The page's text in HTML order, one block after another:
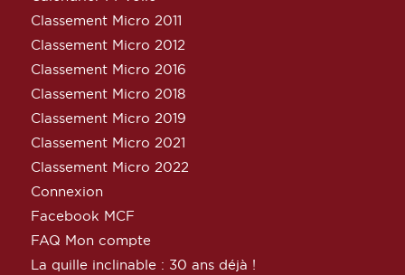
Classement Micro 2011
Classement Micro 2012
Classement Micro 2016
Classement Micro 2018
Classement Micro 2019
Classement Micro 2021
Classement Micro 2022
Connexion
Facebook MCF
FAQ Mon compte
La quille inclinable : 30 ans déjà !